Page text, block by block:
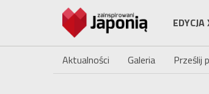
EDYCJA
Aktualności Galeria Prześlij